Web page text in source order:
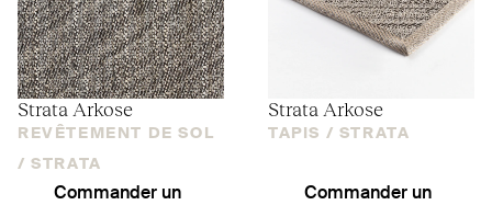
Strata Arkose
REVÊTEMENT DE SOL
/ STRATA
Commander un
Strata Arkose
TAPIS / STRATA
Commander un